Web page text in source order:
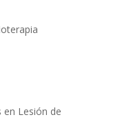
en Lesión de